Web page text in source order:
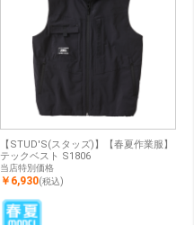
【STUD'S(スタッズ)】【春夏作業服】
テックベスト S1806
当店特別価格
￥6,930(税込)